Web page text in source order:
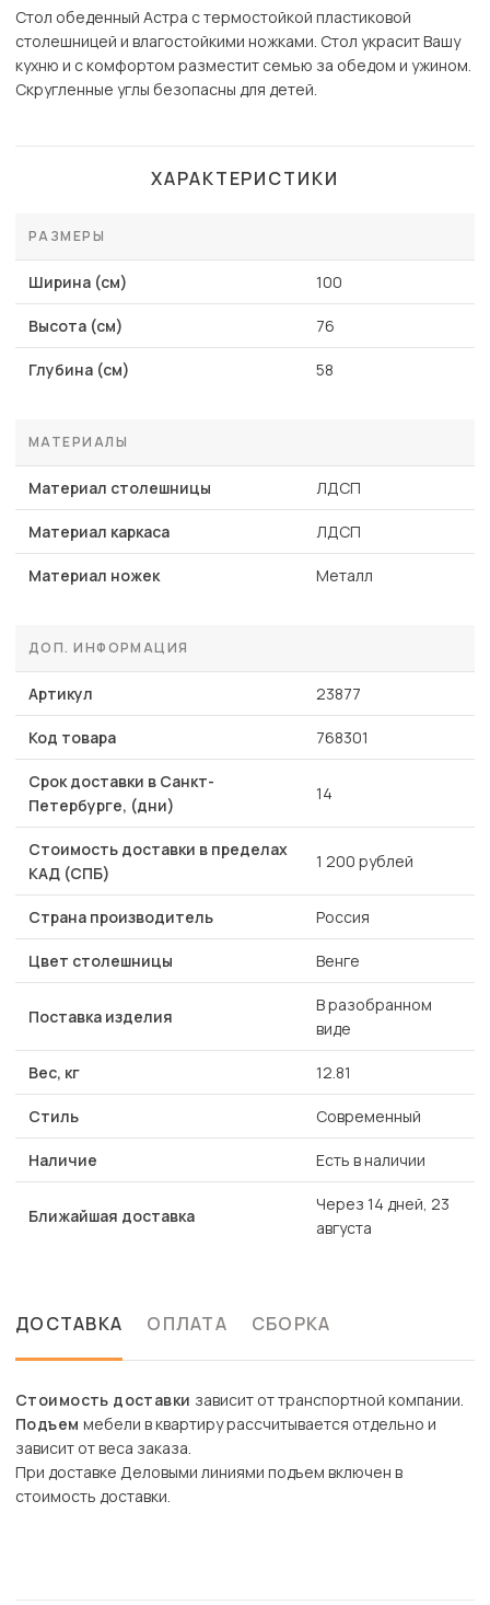
Стол обеденный Астра с термостойкой пластиковой
столешницей и влагостойкими ножками. Стол украсит Вашу
кухню и с комфортом разместит семью за обедом и ужином.
Скругленные углы безопасны для детей.
ХАРАКТЕРИСТИКИ
РАЗМЕРЫ
Ширина (см) 100
Высота (см) 76
Глубина (см) 58
МАТЕРИАЛЫ
Материал столешницы ЛДСП
Материал каркаса ЛДСП
Материал ножек Металл
ДОП. ИНФОРМАЦИЯ
Артикул 23877
Код товара 768301
Срок доставки в Санкт-
Петербурге, (дни)
14
Стоимость доставки в пределах
КАД (СПБ)
1 200 рублей
Страна производитель Россия
Цвет столешницы Венге
Поставка изделия
В разобранном
виде
Вес, кг 12.81
Стиль Современный
Наличие Есть в наличии
Ближайшая доставка
Через 14 дней, 23
августа
ДОСТАВКА ОПЛАТА СБОРКА
Стоимость доставки зависит от транспортной компании.
Подъем мебели в квартиру рассчитывается отдельно и
зависит от веса заказа.
При доставке Деловыми линиями подъем включен в
стоимость доставки.